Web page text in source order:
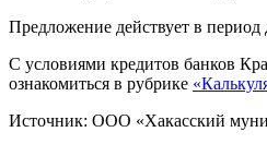
Предложение действует в период
С условиями кредитов банков
ознакомиться в рубрике
Источник: ООО «Хакасский